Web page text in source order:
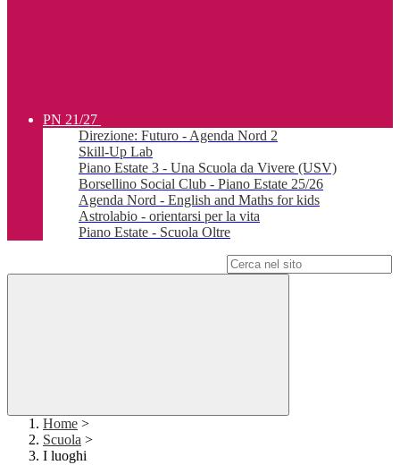
PN 21/27
Direzione: Futuro - Agenda Nord 2
Skill-Up Lab
Piano Estate 3 - Una Scuola da Vivere (USV)
Borsellino Social Club - Piano Estate 25/26
Agenda Nord - English and Maths for kids
Astrolabio - orientarsi per la vita
Piano Estate - Scuola Oltre
Home >
Scuola >
I luoghi